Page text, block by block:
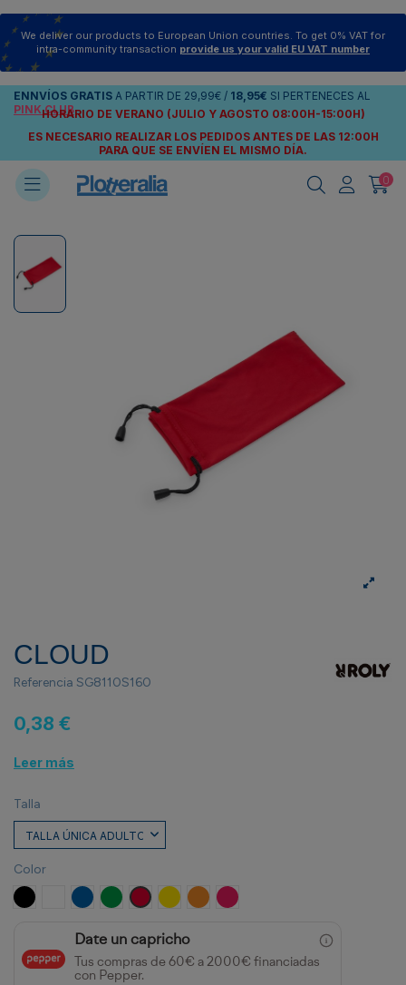
We deliver our products to European Union countries. To get 0% VAT for
intra-community transaction provide us your valid EU VAT number
ENNVÍOS GRATIS A PARTIR DE 29,99€ / 18,95€ SI PERTENECES AL
PINK CLUB
HORARIO DE VERANO (JULIO Y AGOSTO 08:00H-15:00H)
ES NECESARIO REALIZAR LOS PEDIDOS ANTES DE LAS 12:00H
PARA QUE SE ENVÍEN EL MISMO DÍA.
0
CLOUD
Referencia SG8110S160
0,38 €
Leer más
Talla
Color
NEGRO BLANCOROYAL VERDE HELECHO
ROJO AMARILLONARANJAFUCSIA
Date un capricho
Tus compras de 60€ a 2000€ financiadas
con Pepper.